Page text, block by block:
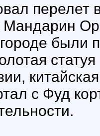
перелет
Мандарин
с Фуд